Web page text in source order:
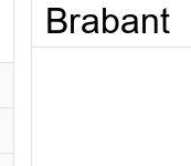
Brabant